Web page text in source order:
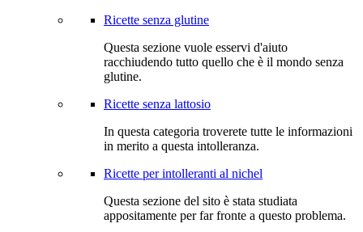
Ricette senza glutine
Questa sezione vuole esservi d'aiuto
racchiudendo tutto quello che è il mondo senza
glutine.
Ricette senza lattosio
In questa categoria troverete tutte le informazioni
in merito a questa intolleranza.
Ricette per intolleranti al nichel
Questa sezione del sito è stata studiata
appositamente per far fronte a questo problema.